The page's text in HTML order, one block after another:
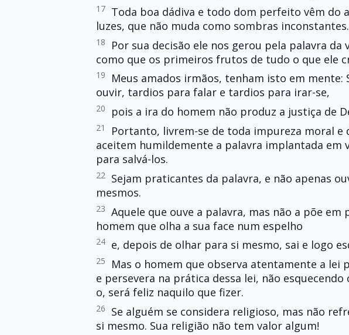
17 Toda boa dádiva e todo dom perfeito vêm do
luzes, que não muda como sombras inconstantes.
18
Por sua decisão ele nos gerou pela palavra da
como que os primeiros frutos de tudo o que ele
19
Meus amados irmãos, tenham isto em
ouvir, tardios para falar e tardios para irar-se,
20 pois a ira do homem não produz a justiça de
21
Portanto, livrem-se de toda impureza moral e
aceitem humildemente a palavra implantada em
para salvá-los.
22
Sejam praticantes da palavra, e não apenas
mesmos.
23 Aquele que ouve a palavra, mas não a põe
homem que olha a sua face num espelho
24 e, depois de olhar para si mesmo, sai e logo
25
Mas o homem que observa atentamente a lei
e persevera na prática dessa lei, não
o, será feliz naquilo que fizer.
26
Se alguém se considera religioso, mas não
si mesmo. Sua religião não tem valor algum!